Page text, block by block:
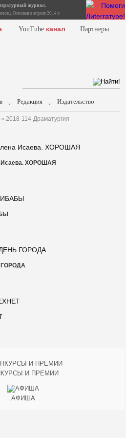
журнал.
Основан в апреле 2014 г.
YouTube канал Партнеры
. Редакция . Издательство
» 2018-114-Драматургия
Исаева. ХОРОШАЯ
ГОРОДА
И ПРЕМИИ
АФИША